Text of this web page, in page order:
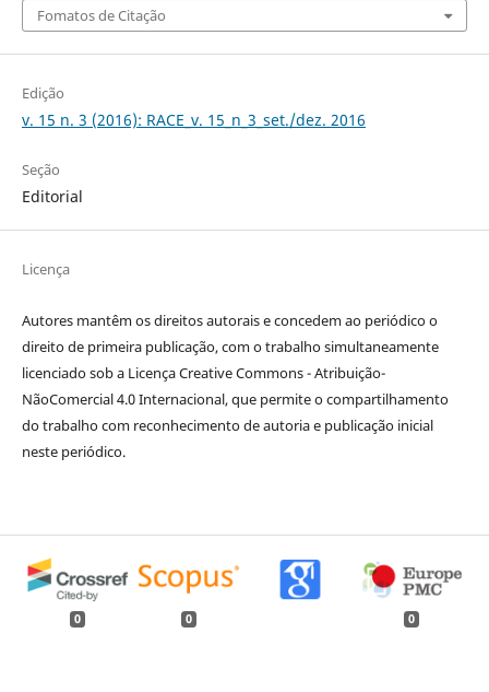
Fomatos de Citação
Edição
v. 15 n. 3 (2016): RACE_v. 15_n_3_set./dez. 2016
Seção
Editorial
Licença
Autores mantêm os direitos autorais e concedem ao periódico o
direito de primeira publicação, com o trabalho simultaneamente
licenciado sob a Licença Creative Commons - Atribuição-
NãoComercial 4.0 Internacional, que permite o compartilhamento
do trabalho com reconhecimento de autoria e publicação inicial
neste periódico.
0 0 0